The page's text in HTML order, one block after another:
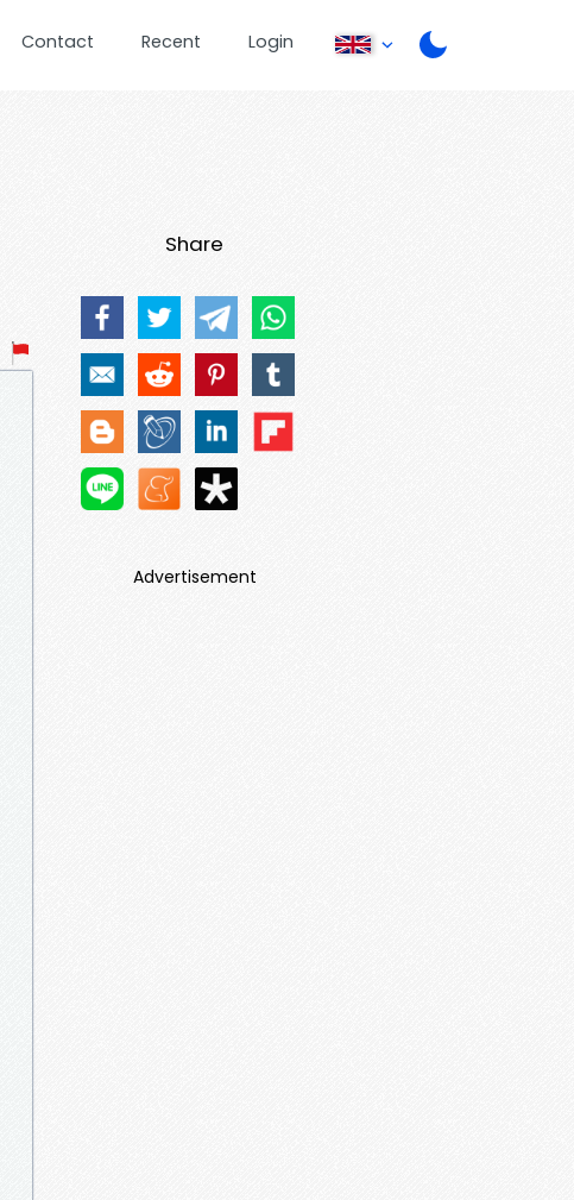
Contact Recent Login
Share
Advertisement